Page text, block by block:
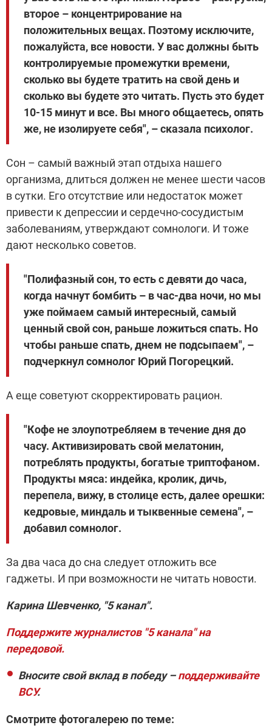
второе – концентрирование на
положительных вещах. Поэтому исключите,
пожалуйста, все новости. У вас должны быть
контролируемые промежутки времени,
сколько вы будете тратить на свой день и
сколько вы будете это читать. Пусть это будет
10-15 минут и все. Вы много общаетесь, опять
же, не изолируете себя", – сказала психолог.
Сон – самый важный этап отдыха нашего
организма, длиться должен не менее шести часов
в сутки. Его отсутствие или недостаток может
привести к депрессии и сердечно-сосудистым
заболеваниям, утверждают сомнологи. И тоже
дают несколько советов.
"Полифазный сон, то есть с девяти до часа,
когда начнут бомбить – в час-два ночи, но мы
уже поймаем самый интересный, самый
ценный свой сон, раньше ложиться спать. Но
чтобы раньше спать, днем не подсыпаем", –
подчеркнул сомнолог Юрий Погорецкий.
А еще советуют скорректировать рацион.
"Кофе не злоупотребляем в течение дня до
часу. Активизировать свой мелатонин,
потреблять продукты, богатые триптофаном.
Продукты мяса: индейка, кролик, дичь,
перепела, вижу, в столице есть, далее орешки:
кедровые, миндаль и тыквенные семена", –
добавил сомнолог.
За два часа до сна следует отложить все
гаджеты. И при возможности не читать новости.
Карина Шевченко, "5 канал".
Поддержите журналистов "5 канала" на
передовой.
Вносите свой вклад в победу – поддерживайте
ВСУ.
Смотрите фотогалерею по теме: